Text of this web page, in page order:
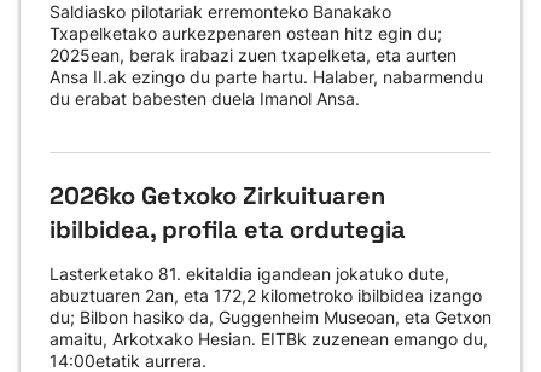
Saldiasko pilotariak erremonteko Banakako
Txapelketako aurkezpenaren ostean hitz egin du;
2025ean, berak irabazi zuen txapelketa, eta aurten
Ansa II.ak ezingo du parte hartu. Halaber, nabarmendu
du erabat babesten duela Imanol Ansa.
2026ko Getxoko Zirkuituaren
ibilbidea, profila eta ordutegia
Lasterketako 81. ekitaldia igandean jokatuko dute,
abuztuaren 2an, eta 172,2 kilometroko ibilbidea izango
du; Bilbon hasiko da, Guggenheim Museoan, eta Getxon
amaitu, Arkotxako Hesian. EITBk zuzenean emango du,
14:00etatik aurrera.